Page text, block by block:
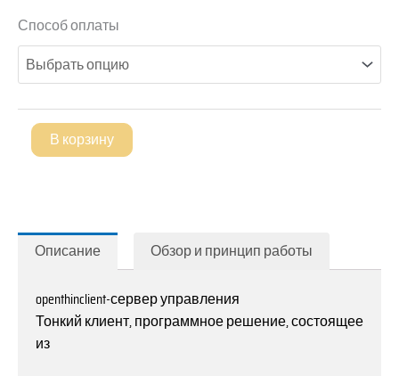
Способ оплаты
Количество
товара
»BUSINESS
50«
В корзину
Описание Обзор и принцип работы
openthinclient-сервер управления
Тонкий клиент, программное решение, состоящее
из